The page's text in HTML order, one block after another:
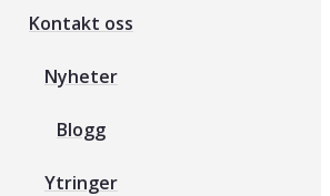
Kontakt oss
Nyheter
Blogg
Ytringer